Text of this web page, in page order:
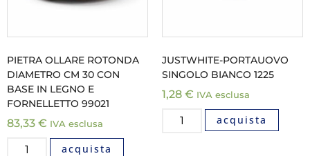
PIETRA OLLARE ROTONDA
DIAMETRO CM 30 CON
BASE IN LEGNO E
FORNELLETTO 99021
83,33 € IVA esclusa
acquista
JUSTWHITE-PORTAUOVO
SINGOLO BIANCO 1225
1,28 € IVA esclusa
acquista